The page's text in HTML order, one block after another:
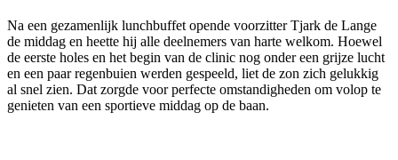
Na een gezamenlijk lunchbuffet opende voorzitter Tjark de Lange
de middag en heette hij alle deelnemers van harte welkom. Hoewel
de eerste holes en het begin van de clinic nog onder een grijze lucht
en een paar regenbuien werden gespeeld, liet de zon zich gelukkig
al snel zien. Dat zorgde voor perfecte omstandigheden om volop te
genieten van een sportieve middag op de baan.